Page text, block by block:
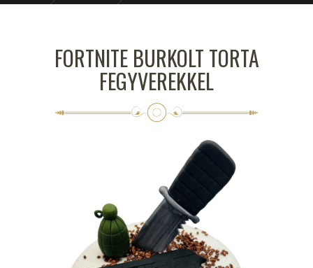
FORTNITE BURKOLT TORTA
FEGYVEREKKEL